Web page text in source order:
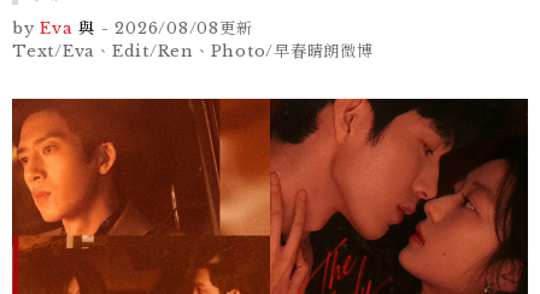
by Eva 與 -2026/08/08更新
Text/Eva、Edit/Ren、Photo/早春晴朗微博